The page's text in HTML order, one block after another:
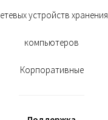
устройств хранения
компьютеров
Корпоративные